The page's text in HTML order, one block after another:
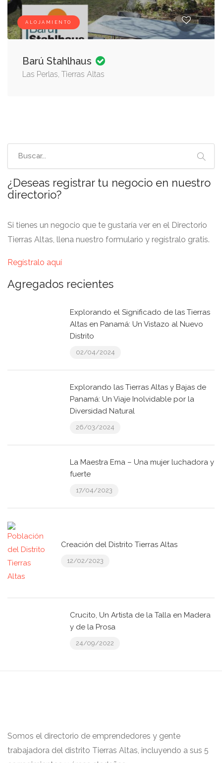
ALOJAMIENTO
Barú Stahlhaus
Las Perlas, Tierras Altas
¿Deseas registrar tu negocio en nuestro
directorio?
Si tienes un negocio que te gustaría ver en el Directorio
Tierras Altas, llena nuestro formulario y regístralo gratis.
Regístralo aquí
Agregados recientes
Explorando el Significado de las Tierras
Altas en Panamá: Un Vistazo al Nuevo
Distrito
02/04/2024
Explorando las Tierras Altas y Bajas de
Panamá: Un Viaje Inolvidable por la
Diversidad Natural
26/03/2024
La Maestra Ema – Una mujer luchadora y
fuerte
17/04/2023
Creación del Distrito Tierras Altas
12/02/2023
Crucito, Un Artista de la Talla en Madera
y de la Prosa
24/09/2022
Somos el directorio de emprendedores y gente
trabajadora del distrito Tierras Altas, incluyendo a sus 5